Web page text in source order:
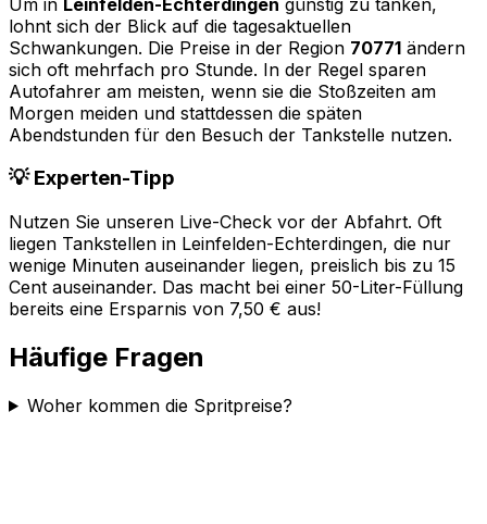
lohnt sich der Blick auf die tagesaktuellen
Schwankungen. Die Preise in der Region 70771 ändern
sich oft mehrfach pro Stunde. In der Regel sparen
Autofahrer am meisten, wenn sie die Stoßzeiten am
Morgen meiden und stattdessen die späten
Abendstunden für den Besuch der Tankstelle nutzen.
💡 Experten-Tipp
Nutzen Sie unseren Live-Check vor der Abfahrt. Oft
liegen Tankstellen in Leinfelden-Echterdingen, die nur
wenige Minuten auseinander liegen, preislich bis zu 15
Cent auseinander. Das macht bei einer 50-Liter-Füllung
bereits eine Ersparnis von 7,50 € aus!
Häufige Fragen
Woher kommen die Spritpreise?